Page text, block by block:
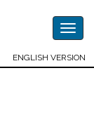
ENGLISH VERSION